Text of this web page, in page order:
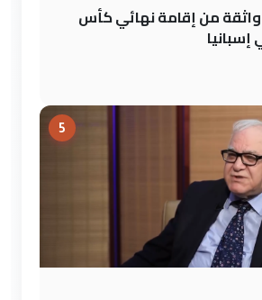
واثقة من إقامة نهائي كأس
5